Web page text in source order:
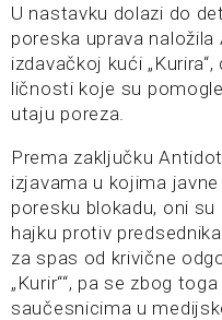
U nastavku dolazi do
poreska uprava naložila
izdavačkoj kući
ličnosti koje su
utaju poreza.
Prema zaključku
izjavama u kojima
poresku blokadu, oni su
hajku protiv
za spas od krivične
„Kurir““, pa se zbog
saučesnicima u